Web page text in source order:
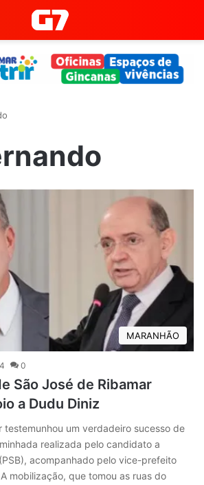
MARANHÃO
0
São José de Ribamar
a Dudu Diniz
testemunhou um verdadeiro sucesso de
realizada pelo candidato a
acompanhado pelo vice-prefeito
mobilização, que tomou as ruas do